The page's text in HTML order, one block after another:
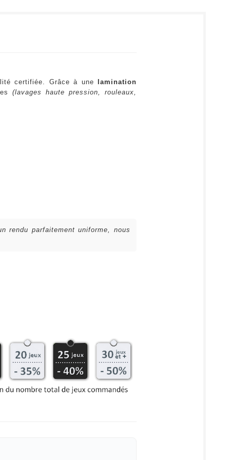
certifiée. Grâce à une
lamination
(lavages haute pression, rouleaux,
parfaitement uniforme, nous